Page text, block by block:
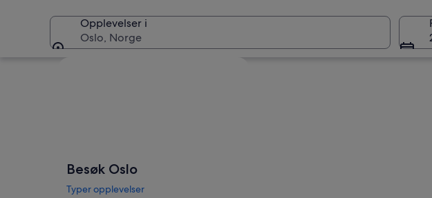
Opplevelser i
Oslo, Norge
Besøk Oslo
Typer opplevelser